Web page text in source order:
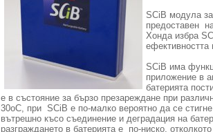
SCiB модула
предоставен
Хонда избра
ефективността
SCiB има
приложение в
батерията
е в състояние за бързо презареждане при
30оС, при SCiB е по-малко вероятно да се
вътрешно късо съединение и деградация на
разграждането в батерията е по-ниско,